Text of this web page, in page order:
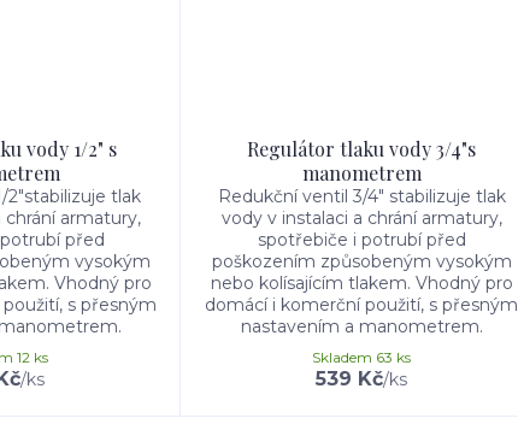
vody 1/2" s
2"stabilizuje tlak
chrání armatury,
před
vysokým
Vhodný pro
s přesným
/ks
12 ks
Regulátor tlaku vody 3/4"s
manometrem
Redukční ventil 3/4" stabilizuje tlak
vody v instalaci a chrání armatury,
spotřebiče i potrubí před
poškozením způsobeným vysokým
nebo kolísajícím tlakem. Vhodný pro
domácí i komerční použití, s přesným
nastavením a manometrem.
539 Kč/ks
Skladem 63 ks